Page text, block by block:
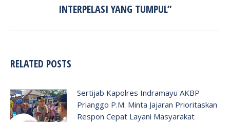
post:
INTERPELASI YANG TUMPUL”
RELATED POSTS
Sertijab Kapolres Indramayu AKBP
Prianggo P.M. Minta Jajaran Prioritaskan
Respon Cepat Layani Masyarakat